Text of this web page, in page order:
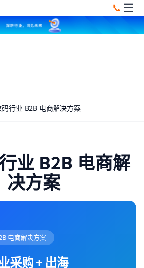
📞 ☰
码行业 B2B 电商解决方案
业 B2B 电商解
决方案
电商解决方案
采购 + 出海